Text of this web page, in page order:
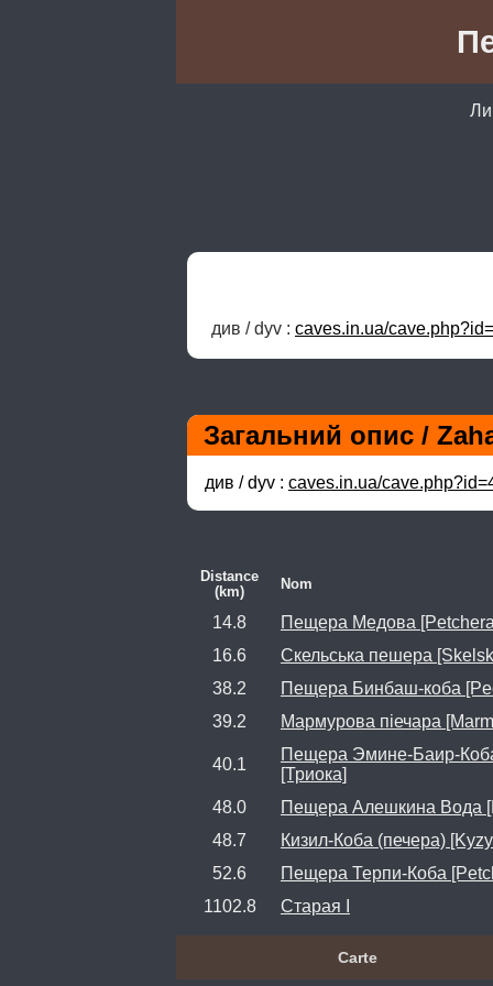
див / dyv : caves.in.ua/
Загальний опис /
див / dyv : caves.in.ua/
Distance
(km)
Nom
14.8
Пещера Медова
16.6
Скельська пешера
38.2
Пещера Бинбаш-коба
39.2
Мармурова піечара
40.1
Пещера Эмине-Баир-
[Триока]
48.0
Пещера Алешкина Вода
48.7
Кизил-Коба (печера)
52.6
Пещера Терпи-Коба
1102.8
Старая I
Carte